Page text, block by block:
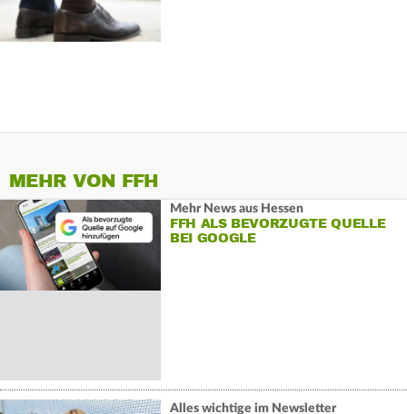
MEHR VON FFH
Mehr News aus Hessen
FFH ALS BEVORZUGTE QUELLE
BEI GOOGLE
Alles wichtige im Newsletter